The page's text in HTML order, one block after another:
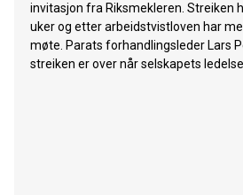
invitasjon fra Riksmekleren. Streiken
uker og etter arbeidstvistloven har
møte. Parats forhandlingsleder Lars
streiken er over når selskapets